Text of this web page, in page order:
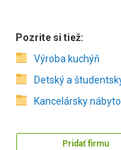
Pozrite si tiež:
Výroba kuchýň
Detský a
Kancelársky
Pridať firmu